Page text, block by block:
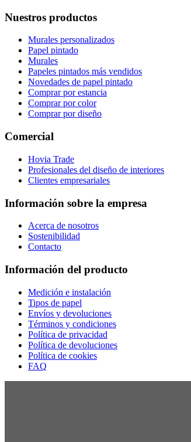
Nuestros productos
Murales personalizados
Papel pintado
Murales
Papeles pintados más vendidos
Novedades de papel pintado
Comprar por estancia
Comprar por color
Comprar por diseño
Comercial
Hovia Trade
Profesionales del diseño de interiores
Clientes empresariales
Información sobre la empresa
Acerca de nosotros
Sostenibilidad
Contacto
Información del producto
Medición e instalación
Tipos de papel
Envíos y devoluciones
Términos y condiciones
Política de privacidad
Política de devoluciones
Política de cookies
FAQ